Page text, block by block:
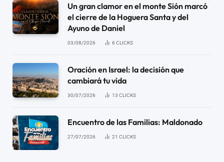
Un gran clamor en el monte Sión marcó
el cierre de la Hoguera Santa y del
Ayuno de Daniel
03/08/2026 6 CLICKS
Oración en Israel: la decisión que
cambiará tu vida
30/07/2026 13 CLICKS
Encuentro de las Familias: Maldonado
27/07/2026 21 CLICKS